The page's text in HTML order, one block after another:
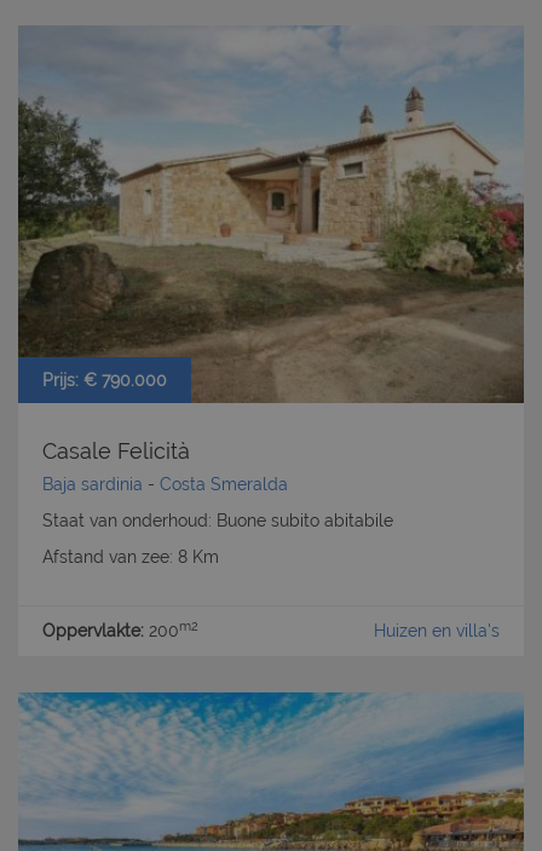
Prijs: € 790.000
Casale Felicità
Baja sardinia - Costa Smeralda
Staat van onderhoud: Buone subito abitabile
Afstand van zee: 8 Km
Oppervlakte: 200m2 Huizen en villa's